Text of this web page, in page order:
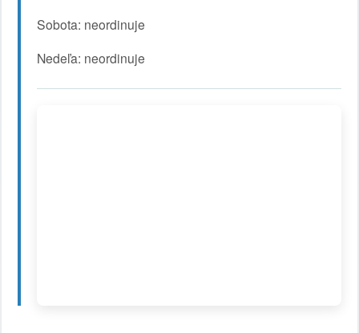
Sobota: neordinuje
Nedeľa: neordinuje